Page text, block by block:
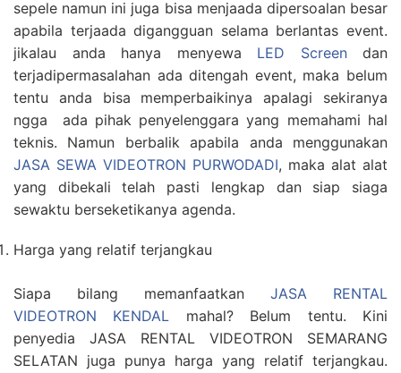
sepele namun ini juga bisa menjaada dipersoalan besar
apabila terjaada digangguan selama berlantas event.
jikalau anda hanya menyewa LED Screendan
terjadipermasalahan ada ditengah event, maka belum
tentu anda bisa memperbaikinya apalagi sekiranya
ngga ada pihak penyelenggara yang memahami hal
teknis. Namun berbalik apabila anda menggunakan
JASA SEWA VIDEOTRON PURWODADI, maka alat alat
yang dibekali telah pasti lengkap dan siap siaga
sewaktu berseketikanya agenda.
Harga yang relatif terjangkau
Siapa bilang memanfaatkan JASA RENTAL
VIDEOTRON KENDAL mahal? Belum tentu. Kini
penyedia JASA RENTAL VIDEOTRON SEMARANG
SELATAN juga punya harga yang relatif terjangkau.